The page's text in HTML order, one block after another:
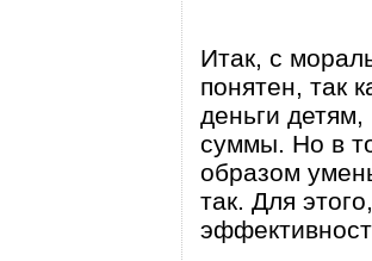
Итак, с
понятен, так
деньги
суммы. Но в
образом
так. Для